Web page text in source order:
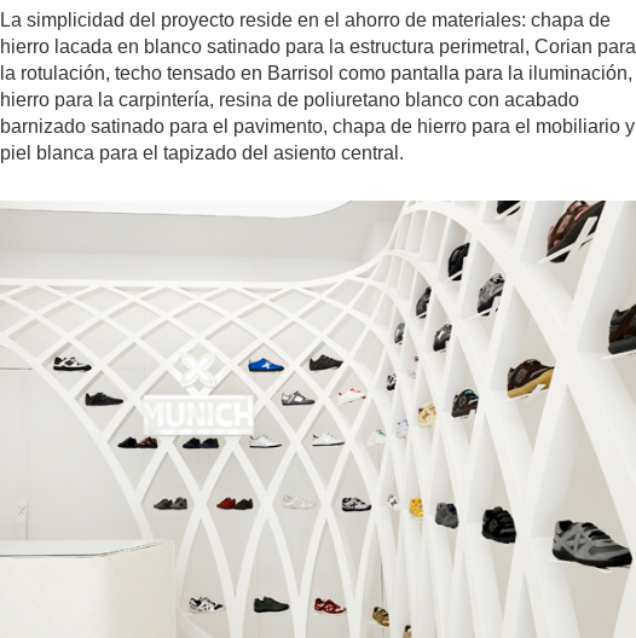
La simplicidad del proyecto reside en el ahorro de materiales: chapa de
hierro lacada en blanco satinado para la estructura perimetral, Corian para
la rotulación, techo tensado en Barrisol como pantalla para la iluminación,
hierro para la carpintería, resina de poliuretano blanco con acabado
barnizado satinado para el pavimento, chapa de hierro para el mobiliario y
piel blanca para el tapizado del asiento central.